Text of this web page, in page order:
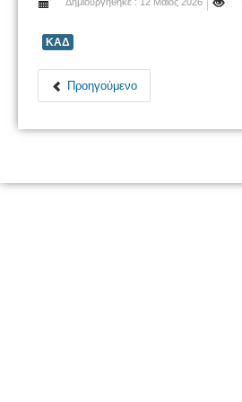
ΚΑΔ
Προηγούμενο